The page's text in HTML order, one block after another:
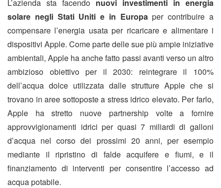
L’azienda sta facendo nuovi investimenti in energia
solare negli Stati Uniti e in Europaper contribuire a
compensare l’energia usata per ricaricare e alimentare i
dispositivi Apple. Come parte delle sue più ampie iniziative
ambientali, Apple ha anche fatto passi avanti verso un altro
ambizioso obiettivo per il 2030: reintegrare il 100%
dell’acqua dolce utilizzata dalle strutture Apple che si
trovano in aree sottoposte a stress idrico elevato. Per farlo,
Apple ha stretto nuove partnership volte a fornire
approvvigionamenti idrici per quasi 7 miliardi di galloni
d’acqua nel corso dei prossimi 20 anni, per esempio
mediante il ripristino di falde acquifere e fiumi, e il
finanziamento di interventi per consentire l’accesso ad
acqua potabile.